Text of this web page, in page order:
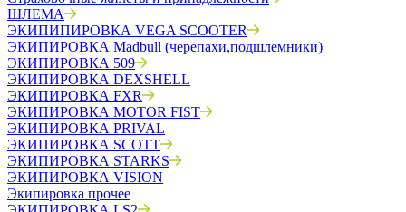
ШЛЕМА
ЭКИПИПИРОВКА VEGA SCOOTER
ЭКИПИРОВКА Madbull (черепахи,подшлемники)
ЭКИПИРОВКА 509
ЭКИПИРОВКА DEXSHELL
ЭКИПИРОВКА FXR
ЭКИПИРОВКА MOTOR FIST
ЭКИПИРОВКА PRIVAL
ЭКИПИРОВКА SCOTT
ЭКИПИРОВКА STARKS
ЭКИПИРОВКА VISION
Экипировка прочее